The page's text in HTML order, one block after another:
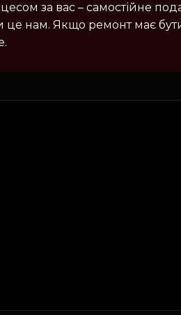
за вас – самостійне
це нам. Якщо ремонт має